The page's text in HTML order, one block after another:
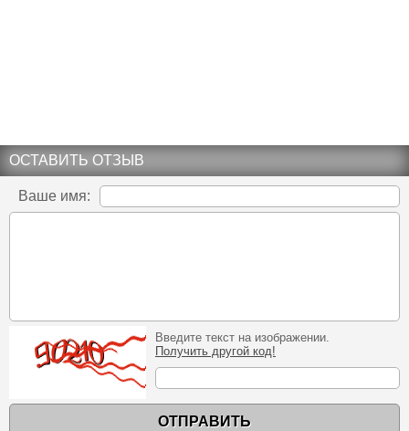
ОСТАВИТЬ ОТЗЫВ
Ваше имя:
Введите текст на изображении.
Получить другой код!
ОТПРАВИТЬ